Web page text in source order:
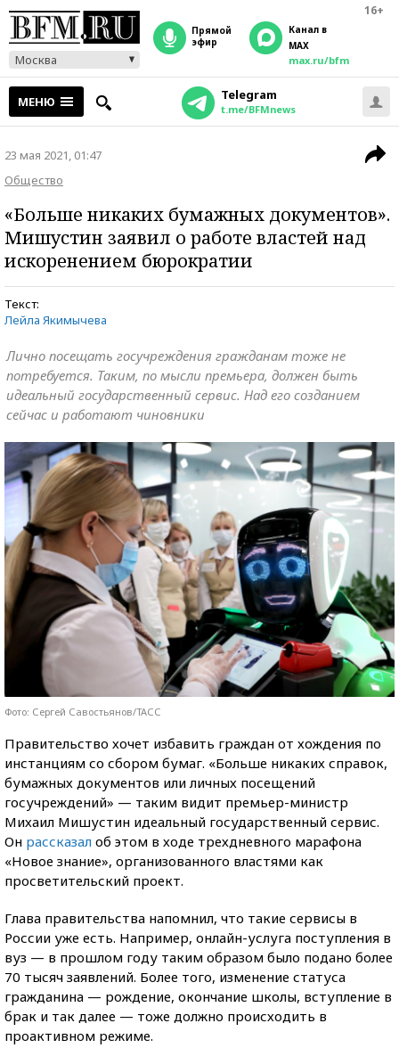
16+
Москва
прямой
эфир
Канал в
MAX
max.ru/bfm
МЕНЮ Telegram
t.me/BFMnews
23 мая 2021, 01:47
Общество
«Больше никаких бумажных документов».
Мишустин заявил о работе властей над
искоренением бюрократии
Текст:
Лейла Якимычева
Лично посещать госучреждения гражданам тоже не
потребуется. Таким, по мысли премьера, должен быть
идеальный государственный сервис. Над его созданием
сейчас и работают чиновники
Фото: Сергей Савостьянов/ТАСС
Правительство хочет избавить граждан от хождения по
инстанциям со сбором бумаг. «Больше никаких справок,
бумажных документов или личных посещений
госучреждений» — таким видит премьер-министр
Михаил Мишустин идеальный государственный сервис.
Он рассказал об этом в ходе трехдневного марафона
«Новое знание», организованного властями как
просветительский проект.
Глава правительства напомнил, что такие сервисы в
России уже есть. Например, онлайн-услуга поступления в
вуз — в прошлом году таким образом было подано более
70 тысяч заявлений. Более того, изменение статуса
гражданина — рождение, окончание школы, вступление в
брак и так далее — тоже должно происходить в
проактивном режиме.